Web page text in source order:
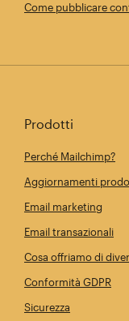
Come pubblicare
Prodotti
Perché Mailchimp?
Aggiornamenti
Email marketing
Email transazionali
Cosa offriamo di
Conformità GDPR
Sicurezza